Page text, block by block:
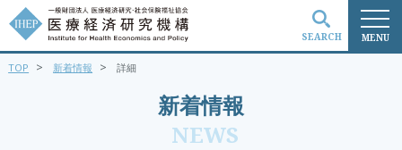
MENU
SEARCH
新着情報
NEWS
TOP > 新着情報 > 詳細